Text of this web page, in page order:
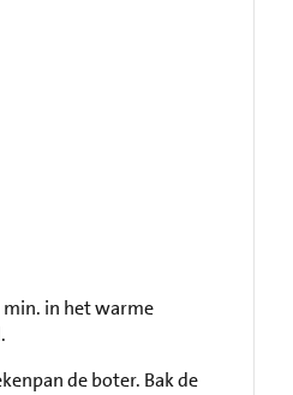
min. in het warme
de boter. Bak de